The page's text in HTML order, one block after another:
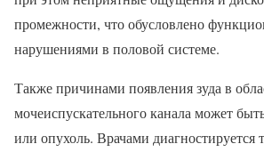
промежности, что обусловлено
нарушениями в половой системе.
Также причинами появления зуда в
мочеиспускательного канала может
или опухоль. Врачами диагностируется